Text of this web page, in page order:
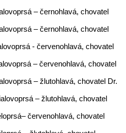
– černohlavá, chovatel
– černohlavá, chovatel
- červenohlavá, chovatel
– červenohlavá, chovatel
– žlutohlavá, chovatel Dr.
– žlutohlavá, chovatel
červenohlavá, chovatel